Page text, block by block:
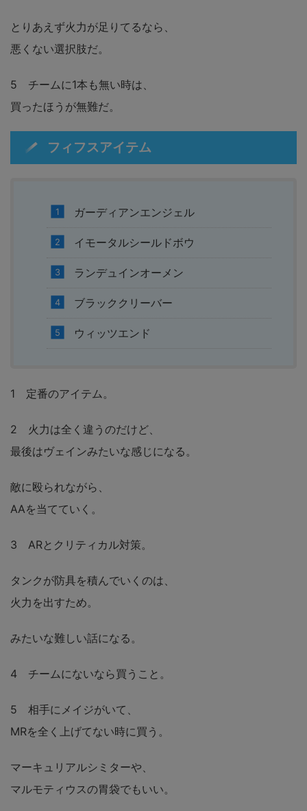
とりあえず火力が足りてるなら、
悪くない選択肢だ。
5 チームに1本も無い時は、
買ったほうが無難だ。
フィフスアイテム
ガーディアンエンジェル
イモータルシールドボウ
ランデュインオーメン
ブラッククリーバー
ウィッツエンド
1 定番のアイテム。
2 火力は全く違うのだけど、
最後はヴェインみたいな感じになる。
敵に殴られながら、
AAを当てていく。
3 ARとクリティカル対策。
タンクが防具を積んでいくのは、
火力を出すため。
みたいな難しい話になる。
4 チームにないなら買うこと。
5 相手にメイジがいて、
MRを全く上げてない時に買う。
マーキュリアルシミターや、
マルモティウスの胃袋でもいい。